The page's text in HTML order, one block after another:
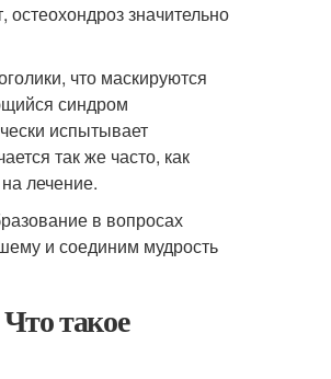
остеохондроз значительно
что маскируются
синдром
испытывает
так же часто, как
лечение.
в вопросах
и соединим мудрость
такое